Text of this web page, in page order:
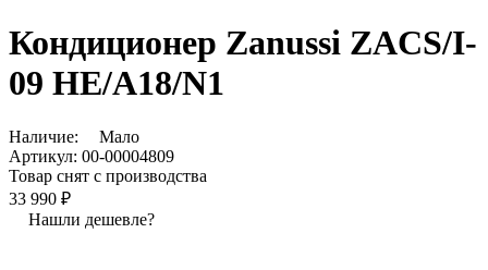
Кондиционер Zanussi ZACS/I-
09 HE/A18/N1
Наличие:
Мало
Артикул: 00-00004809
Товар снят с производства
33 990 ₽
Нашли дешевле?